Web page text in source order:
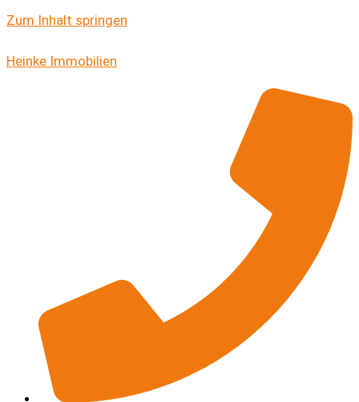
Zum Inhalt springen
Heinke Immobilien